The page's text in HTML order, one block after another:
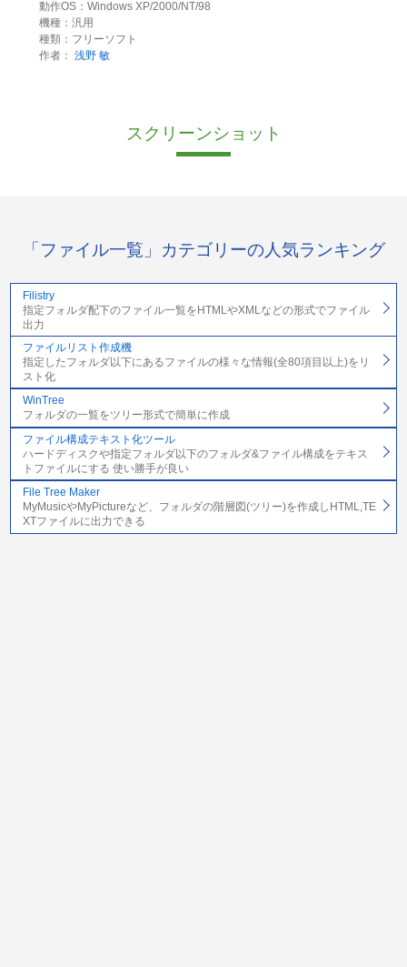
動作OS：Windows XP/2000/NT/98
機種：汎用
種類：フリーソフト
作者： 浅野 敏
スクリーンショット
「ファイル一覧」カテゴリーの人気ランキング
Filistry
指定フォルダ配下のファイル一覧をHTMLやXMLなどの形式でファイル
出力
ファイルリスト作成機
指定したフォルダ以下にあるファイルの様々な情報(全80項目以上)をリ
スト化
WinTree
フォルダの一覧をツリー形式で簡単に作成
ファイル構成テキスト化ツール
ハードディスクや指定フォルダ以下のフォルダ&ファイル構成をテキス
トファイルにする 使い勝手が良い
File Tree Maker
MyMusicやMyPictureなど、フォルダの階層図(ツリー)を作成しHTML,TE
XTファイルに出力できる